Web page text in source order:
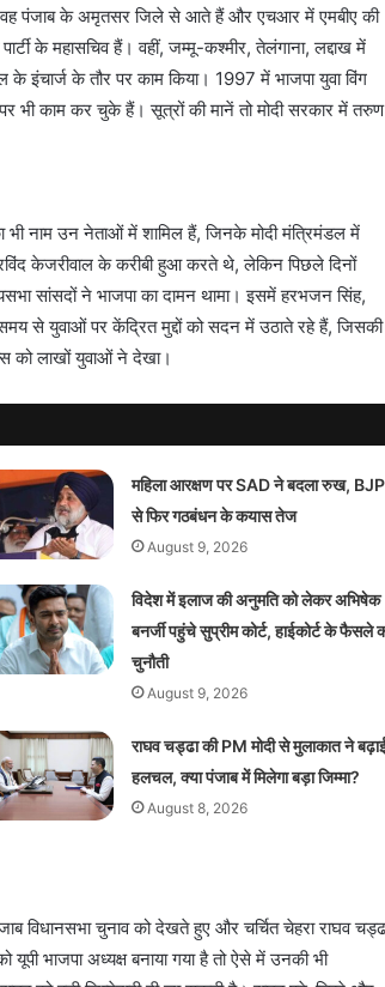
वह पंजाब के अमृतसर जिले से आते हैं और एचआर में एमबीए की
के महासचिव हैं। वहीं, जम्मू-कश्मीर, तेलंगाना, लद्दाख में
इंचार्ज के तौर पर काम किया। 1997 में भाजपा युवा विंग
पर भी काम कर चुके हैं। सूत्रों की मानें तो मोदी सरकार में तरुण
नाम उन नेताओं में शामिल हैं, जिनके मोदी मंत्रिमंडल में
केजरीवाल के करीबी हुआ करते थे, लेकिन पिछले दिनों
सांसदों ने भाजपा का दामन थामा। इसमें हरभजन सिंह,
से युवाओं पर केंद्रित मुद्दों को सदन में उठाते रहे हैं, जिसकी
को लाखों युवाओं ने देखा।
महिला आरक्षण पर SAD ने बदला रुख, BJP
से फिर गठबंधन के कयास तेज
August 9, 2026
विदेश में इलाज की अनुमति को लेकर अभिषेक
बनर्जी पहुंचे सुप्रीम कोर्ट, हाईकोर्ट के फैसले
चुनौती
August 9, 2026
राघव चड्ढा की PM मोदी से मुलाकात ने
हलचल, क्या पंजाब में मिलेगा बड़ा जिम्मा?
August 8, 2026
विधानसभा चुनाव को देखते हुए और चर्चित चेहरा राघव
भाजपा अध्यक्ष बनाया गया है तो ऐसे में उनकी भी